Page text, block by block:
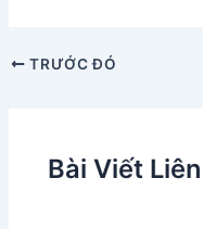
ĐiềuTRƯỚC ĐÓ
Bài Viết